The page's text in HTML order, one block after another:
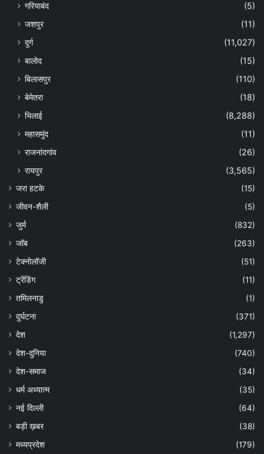
गरियाबंद
(5)
जशपुर
(11)
दुर्ग
(11,027)
बालोद
(15)
बिलासपुर
(110)
बेमेतरा
(18)
भिलाई
(8,288)
महासमुंद
(11)
राजनांदगांव
(26)
रायपुर
(3,565)
जरा हटके
(15)
जीवन-शैली
(5)
जुर्म
(832)
जॉब
(263)
टेक्नोलॉजी
(51)
ट्रेंडिंग
(11)
तमिलनाडु
(1)
दुर्घटना
(371)
देश
(1,297)
देश-दुनिया
(740)
देश-समाज
(34)
धर्म अध्यात्म
(35)
नई दिल्ली
(64)
बड़ी ख़बर
(38)
मध्यप्रदेश
(179)